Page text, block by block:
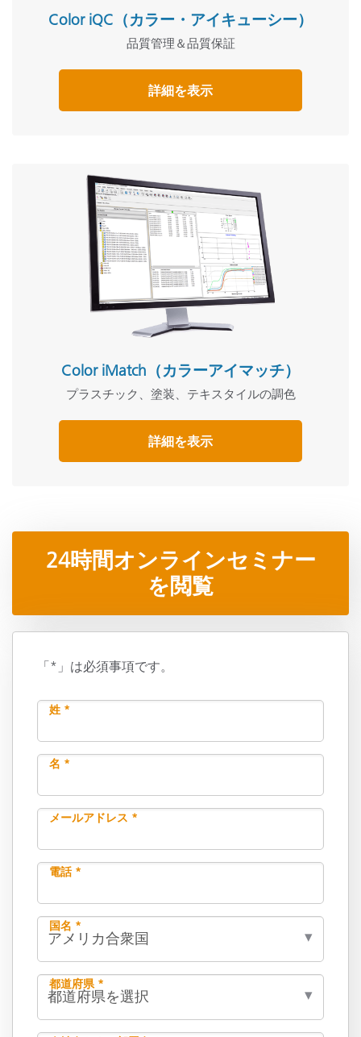
Color iQC（カラー・アイキューシー）
品質管理＆品質保証
詳細を表示
Color iMatch（カラーアイマッチ）
プラスチック、塗装、テキスタイルの調色
詳細を表示
24時間オンラインセミナー
を閲覧
「*」は必須事項です。
姓 *
名 *
メールアドレス *
電話 *
国名 *
都道府県 *